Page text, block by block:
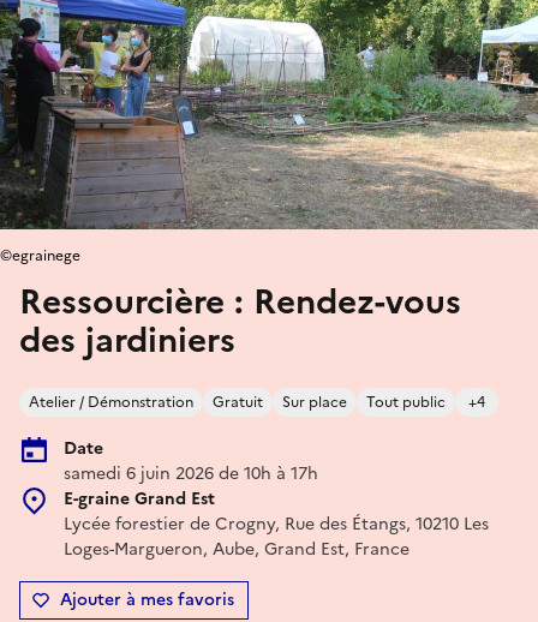
Ressourcière : Rendez-vous
des jardiniers
Atelier / Démonstration Gratuit Sur place Tout public +4
Date
samedi 6 juin 2026 de 10h à 17h
E-graine Grand Est
Lycée forestier de Crogny, Rue des Étangs, 10210 Les
Loges-Margueron, Aube, Grand Est, France
Ajouter à mes favoris
©egrainege